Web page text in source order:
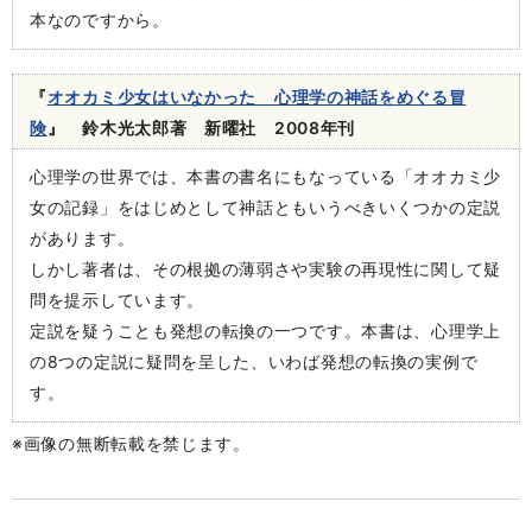
本なのですから。
『オオカミ少女はいなかった 心理学の神話をめぐる冒
険』 鈴木光太郎著 新曜社 2008年刊
心理学の世界では、本書の書名にもなっている「オオカミ少
女の記録」をはじめとして神話ともいうべきいくつかの定説
があります。
しかし著者は、その根拠の薄弱さや実験の再現性に関して疑
問を提示しています。
定説を疑うことも発想の転換の一つです。本書は、心理学上
の8つの定説に疑問を呈した、いわば発想の転換の実例で
す。
※画像の無断転載を禁じます。